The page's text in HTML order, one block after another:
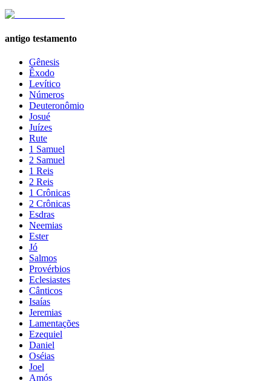
antigo testamento
Gênesis
Êxodo
Levítico
Números
Deuteronômio
Josué
Juízes
Rute
1 Samuel
2 Samuel
1 Reis
2 Reis
1 Crônicas
2 Crônicas
Esdras
Neemias
Ester
Jó
Salmos
Provérbios
Eclesiastes
Cânticos
Isaías
Jeremias
Lamentações
Ezequiel
Daniel
Oséias
Joel
Amós